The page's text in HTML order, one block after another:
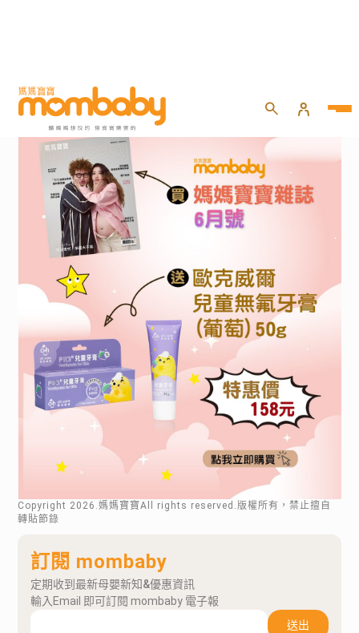
Copyright 2026 .媽媽寶寶All rights reserved.版權所有，禁止擅自
轉貼節錄
訂閱 mombaby
定期收到最新母嬰新知&優惠資訊
輸入Email 即可訂閱 mombaby 電子報
送出